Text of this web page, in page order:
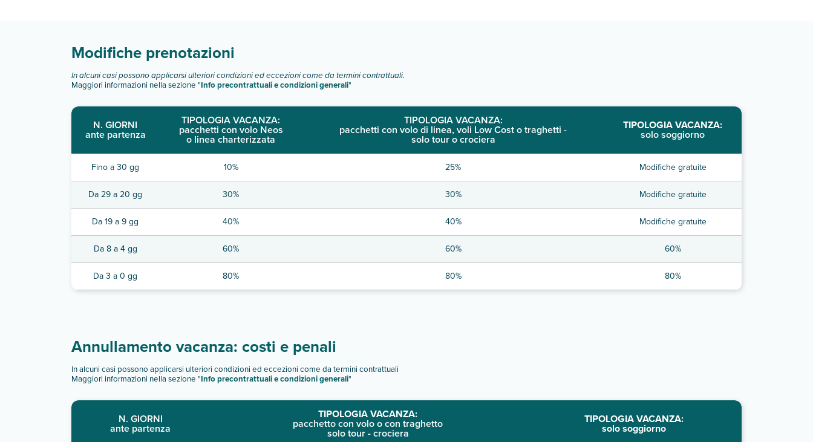
Modifiche prenotazioni
In alcuni casi possono applicarsi ulteriori condizioni ed eccezioni come da termini contrattuali.
Maggiori informazioni nella sezione "Info precontrattuali e condizioni generali"
N. GIORNI
ante partenza
TIPOLOGIA VACANZA:
pacchetti con volo Neos
o linea charterizzata
TIPOLOGIA VACANZA:
pacchetti con volo di linea, voli Low Cost o traghetti -
solo tour o crociera
TIPOLOGIA VACANZA:
solo soggiorno
Fino a 30 gg 10% 25% Modifiche gratuite
Da 29 a 20 gg 30% 30% Modifiche gratuite
Da 19 a 9 gg 40% 40% Modifiche gratuite
Da 8 a 4 gg 60% 60% 60%
Da 3 a 0 gg 80% 80% 80%
Annullamento vacanza: costi e penali
In alcuni casi possono applicarsi ulteriori condizioni ed eccezioni come da termini contrattuali
Maggiori informazioni nella sezione "Info precontrattuali e condizioni generali"
N. GIORNI
ante partenza
TIPOLOGIA VACANZA:
pacchetto con volo o con traghetto
solo tour - crociera
TIPOLOGIA VACANZA:
solo soggiorno